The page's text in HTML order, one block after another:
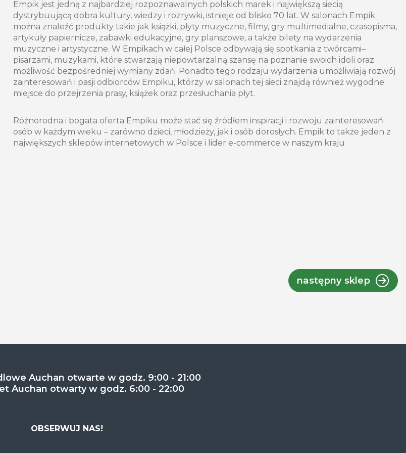
Empik jest jedną z najbardziej rozpoznawalnych polskich marek i największą siecią
dystrybuującą dobra kultury, wiedzy i rozrywki, istnieje od blisko 70 lat. W salonach Empik
można znaleźć produkty takie jak książki, płyty muzyczne, filmy, gry multimedialne, czasopisma,
artykuły papiernicze, zabawki edukacyjne, gry planszowe, a także bilety na wydarzenia
muzyczne i artystyczne. W Empikach w całej Polsce odbywają się spotkania z twórcami–
pisarzami, muzykami, które stwarzają niepowtarzalną szansę na poznanie swoich idoli oraz
możliwość bezpośredniej wymiany zdań. Ponadto tego rodzaju wydarzenia umożliwiają rozwój
zainteresowań i pasji odbiorców Empiku, którzy w salonach tej sieci znajdą również wygodne
miejsce do przejrzenia prasy, książek oraz przesłuchania płyt.
Różnorodna i bogata oferta Empiku może stać się źródłem inspiracji i rozwoju zainteresowań
osób w każdym wieku – zarówno dzieci, młodzieży, jak i osób dorosłych. Empik to także jeden z
największych sklepów internetowych w Polsce i lider e-commerce w naszym kraju
następny sklep
Auchan otwarte w godz. 9:00 - 21:00
Auchan otwarty w godz. 6:00 - 22:00
OBSERWUJ NAS!